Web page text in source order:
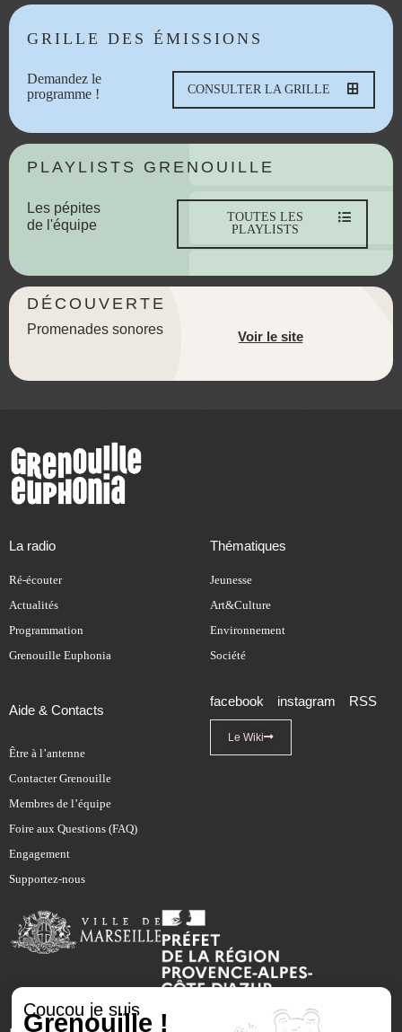
GRILLE DES ÉMISSIONS
Demandez le
programme !
CONSULTER LA GRILLE
PLAYLISTS GRENOUILLE
Les pépites
de l'équipe
TOUTES LES
PLAYLISTS
DÉCOUVERTE
Promenades sonores Voir le site
La radio
Ré-écouter
Actualités
Programmation
Grenouille Euphonia
Thématiques
Jeunesse
Art&Culture
Environnement
Société
Aide & Contacts
Être à l’antenne
Contacter Grenouille
Membres de l’équipe
Foire aux Questions (FAQ)
Engagement
Supportez-nous
facebook instagram RSS
Le Wiki
Coucou je suis
Grenouille !